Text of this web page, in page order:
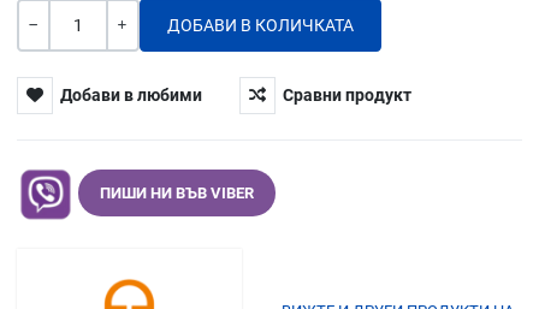
Количество
Добави в любими Сравни продукт
ПИШИ НИ ВЪВ VIBER